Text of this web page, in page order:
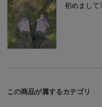
初めまして！
この商品が属するカテゴリ